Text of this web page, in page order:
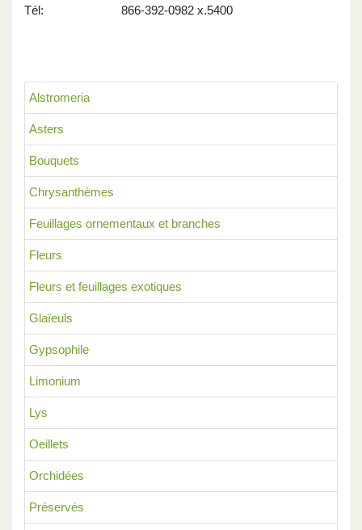
Alstromeria
Asters
Bouquets
Chrysanthèmes
Feuillages ornementaux et branches
Fleurs
Fleurs et feuillages exotiques
Glaïeuls
Gypsophile
Limonium
Lys
Oeillets
Orchidées
Préservés
Tél:
866-392-0982 x.5400